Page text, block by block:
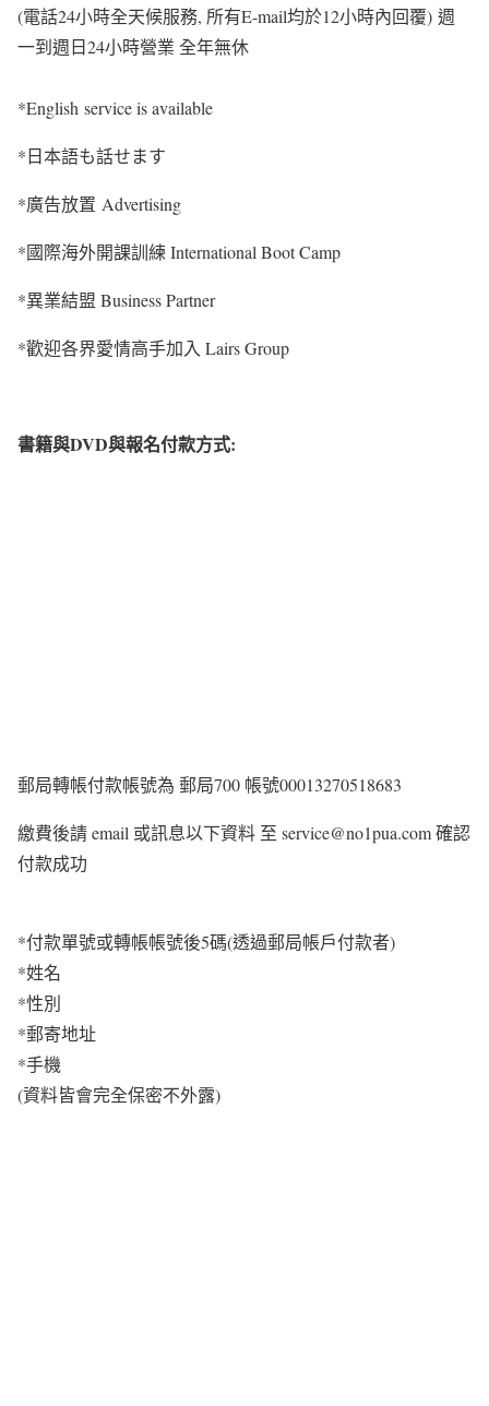
(電話24小時全天候服務, 所有E-mail均於12小時內回覆) 週
一到週日24小時營業 全年無休
*English service is available
*日本語も話せます
*廣告放置 Advertising
*國際海外開課訓練 International Boot Camp
*異業結盟 Business Partner
*歡迎各界愛情高手加入 Lairs Group
書籍與DVD與報名付款方式:
郵局轉帳付款帳號為 郵局700 帳號00013270518683
繳費後請 email 或訊息以下資料 至 service@no1pua.com 確認
付款成功
*付款單號或轉帳帳號後5碼(透過郵局帳戶付款者)
*姓名
*性別
*郵寄地址
*手機
(資料皆會完全保密不外露)